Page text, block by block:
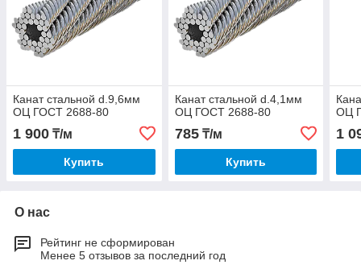
Канат стальной d.9,6мм
ОЦ ГОСТ 2688-80
1 900 ₸/м
Купить
Канат стальной d.4,1мм
ОЦ ГОСТ 2688-80
785₸/м
Купить
ОЦ
1
О нас
Рейтинг не сформирован
Менее 5 отзывов за последний год